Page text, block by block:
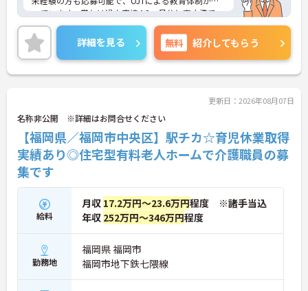
っています。賞与は過去実績4.2ヶ月分と高水準で、
モチベーションを維持しながら働ける環境です。院
内託児所を完備しており、3歳児以上は利用料無料
のため、子育てとの両立を目指す方にもおすすめで
す。マイカー通勤可能で無料駐車場も利用できま
す。ご興味のある方には、面接対策ポイントなどさ
■ 賞与実績が魅力の職場環境
安定した待遇が整った職場です
・賞与過去実績4.2ヶ月分
・昇給制度あり
・退職金制度あり
→ 長く働きながら収入面の安心につながります♪
■ 子育て支援が充実した環境
院内託児所を利用できる環境です
詳細を見る 無料 紹介してもらう
更新日：2026年08月07日
名称非公開 ※詳細はお問合せください
【福岡県／福岡市中央区】駅チカ☆育児休業取得
実績あり◎住宅型有料老人ホームで介護職員の募
集です
給料
月収 17.2万円～23.6万円程度 ※諸手当込
年収 252万円～346万円程度
勤務地
福岡県 福岡市
福岡市地下鉄七隈線